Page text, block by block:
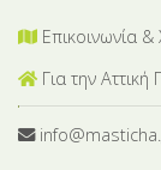
Επικοινωνία
Για την